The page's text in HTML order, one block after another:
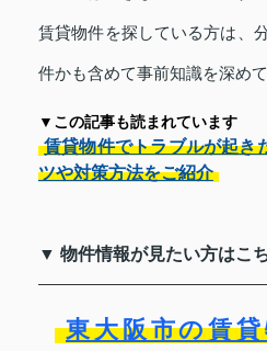
賃貸物件を探している方は、
件かも含めて事前知識を深め
▼この記事も読まれています
賃貸物件でトラブルが起き
ツや対策方法をご紹介
▼ 物件情報が見たい方はこ
東大阪市の賃